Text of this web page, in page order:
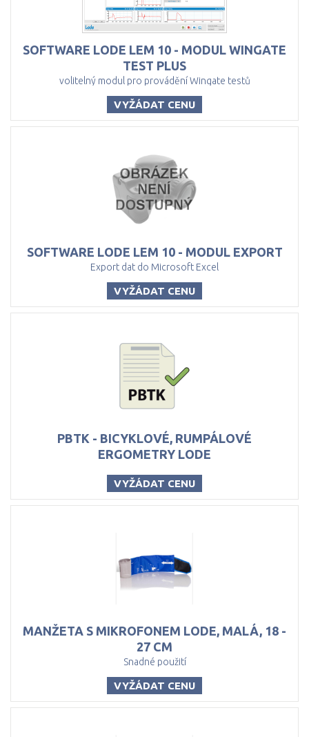
SOFTWARE LODE LEM 10 - MODUL WINGATE
TEST PLUS
volitelný modul pro provádění Wingate testů
VYŽÁDAT CENU
SOFTWARE LODE LEM 10 - MODUL EXPORT
Export dat do Microsoft Excel
VYŽÁDAT CENU
PBTK - BICYKLOVÉ, RUMPÁLOVÉ
ERGOMETRY LODE
VYŽÁDAT CENU
MANŽETA S MIKROFONEM LODE, MALÁ, 18 -
27 CM
Snadné použití
VYŽÁDAT CENU